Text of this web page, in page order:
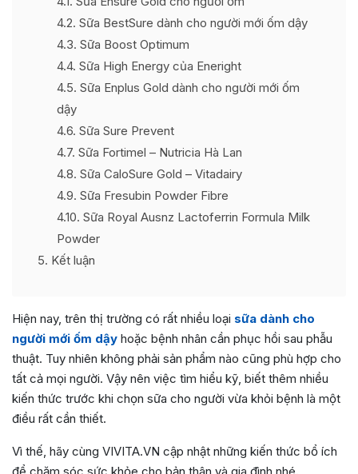
4.2 Sữa BestSure dành cho người mới ốm dậy
4.3 Sữa Boost Optimum
4.4 Sữa High Energy của Eneright
4.5 Sữa Enplus Gold dành cho người mới ốm
dậy
4.6 Sữa Sure Prevent
4.7 Sữa Fortimel – Nutricia Hà Lan
4.8 Sữa CaloSure Gold – Vitadairy
4.9 Sữa Fresubin Powder Fibre
4.10 Sữa Royal Ausnz Lactoferrin Formula Milk
Powder
5 Kết luận
Hiện nay, trên thị trường có rất nhiều loại sữa dành cho
người mới ốm dậy hoặc bệnh nhân cần phục hồi sau phẫu
thuật. Tuy nhiên không phải sản phẩm nào cũng phù hợp cho
tất cả mọi người. Vậy nên việc tìm hiểu kỹ, biết thêm nhiều
kiến thức trước khi chọn sữa cho người vừa khỏi bệnh là một
điều rất cần thiết.
Vì thế, hãy cùng VIVITA.VN cập nhật những kiến thức bổ ích